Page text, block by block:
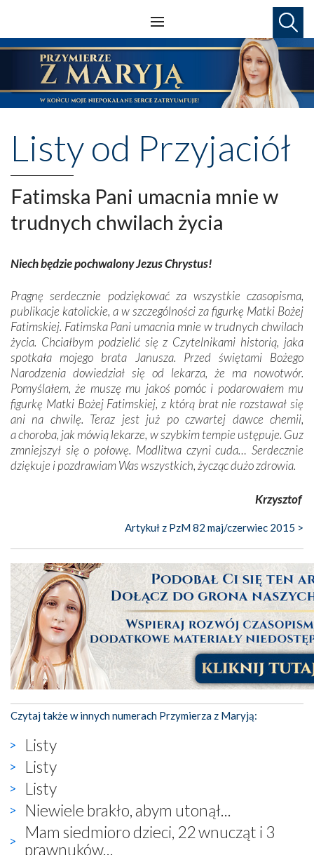
Listy od Przyjaciół
Fatimska Pani umacnia mnie w
trudnych chwilach życia
Niech będzie pochwalony Jezus Chrystus!
Pragnę serdecznie podziękować za wszystkie czasopisma,
publikacje katolickie, a w szczególności za figurkę Matki Bożej
Fatimskiej. Fatimska Pani umacnia mnie w trudnych chwilach
życia. Chciałbym podzielić się z Czytelnikami historią, jaka
spotkała mojego brata Janusza. Przed świętami Bożego
Narodzenia dowiedział się od lekarza, że ma nowotwór.
Pomyślałem, że muszę mu jakoś pomóc i podarowałem mu
figurkę Matki Bożej Fatimskiej, z którą brat nie rozstawał się
ani na chwilę. Teraz jest już po czwartej dawce chemii,
a choroba, jak mówią lekarze, w szybkim tempie ustępuje. Guz
zmniejszył się o połowę. Modlitwa czyni cuda… Serdecznie
dziękuje i pozdrawiam Was wszystkich, życząc dużo zdrowia.
Krzysztof
Artykuł z PzM 82 maj/czerwiec 2015 >
Czytaj także w innych numerach Przymierza z Maryją:
Listy
Listy
Listy
Niewiele brakło, abym utonął...
Mam siedmioro dzieci, 22 wnucząt i 3
prawnuków...